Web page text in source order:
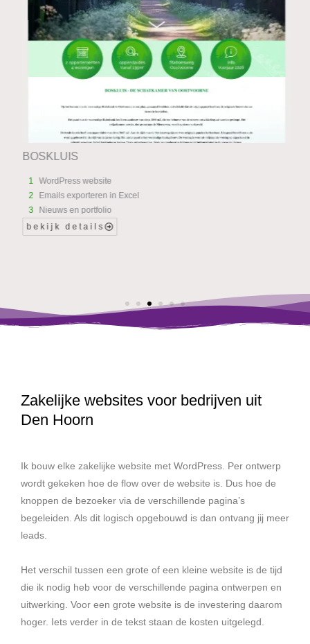
BOSKLUIS
1
WordPress website
2
Emails exporteren in Excel
3
Nieuws en portfolio
bekijk details
Zakelijke websites voor bedrijven uit
Den Hoorn
Ik bouw elke zakelijke website met WordPress. Per ontwerp
wordt gekeken hoe de flow over de website is. Dus hoe de
knoppen de bezoeker via de verschillende pagina’s
begeleiden. Als dit logisch opgebouwd is dan ontvang jij meer
leads.
Het verschil tussen een grote of een kleine website is de tijd
die ik nodig heb voor de verschillende pagina ontwerpen en
uitwerking. Voor een grote website is de investering daarom
hoger. Iets verder in de tekst staan de kosten uitgelegd.